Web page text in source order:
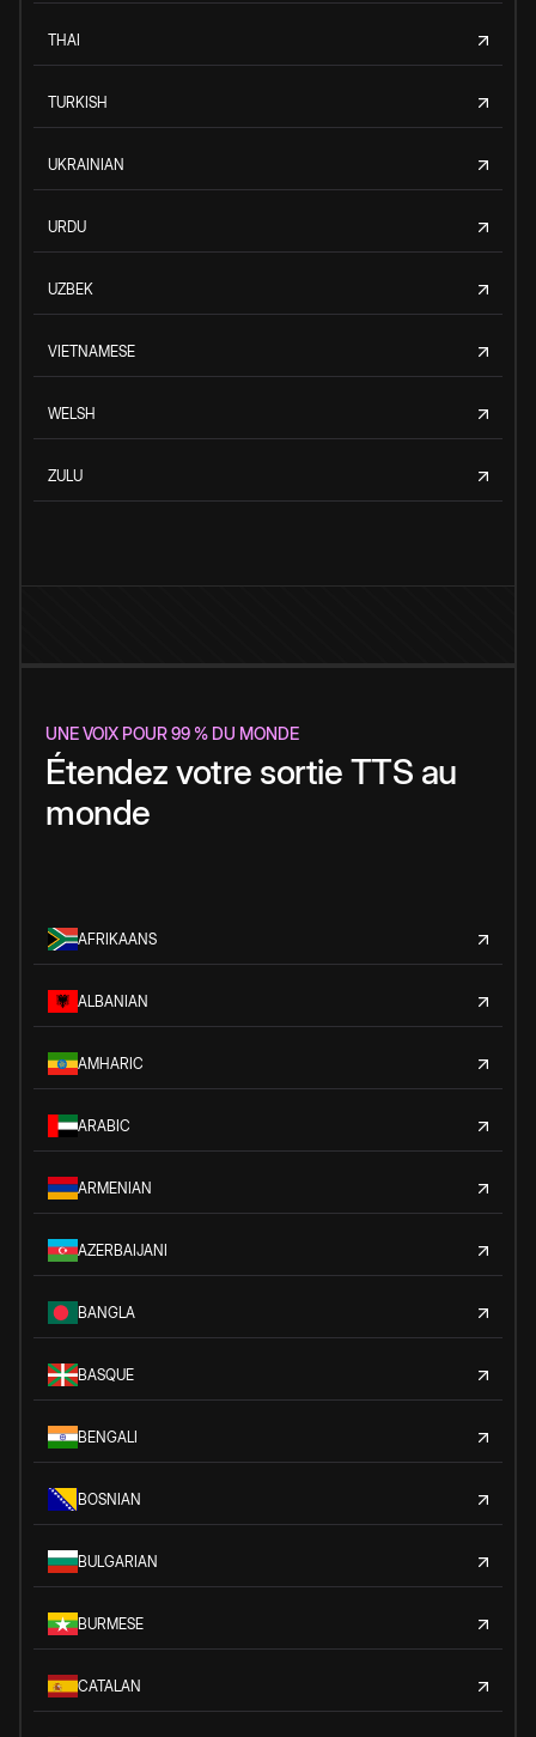
THAI
TURKISH
UKRAINIAN
URDU
UZBEK
VIETNAMESE
WELSH
ZULU
UNE VOIX POUR 99 % DU MONDE
Étendez votre sortie TTS au
monde
AFRIKAANS
ALBANIAN
AMHARIC
ARABIC
ARMENIAN
AZERBAIJANI
BANGLA
BASQUE
BENGALI
BOSNIAN
BULGARIAN
BURMESE
CATALAN